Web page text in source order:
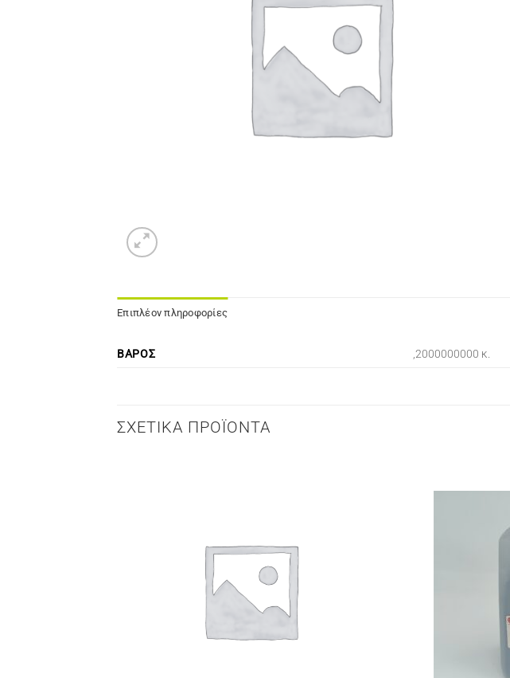
Επιπλέον πληροφορίες
ΒΆΡΟΣ ,2000000000 κ.
ΣΧΕΤΙΚΆ ΠΡΟΪΌΝΤΑ